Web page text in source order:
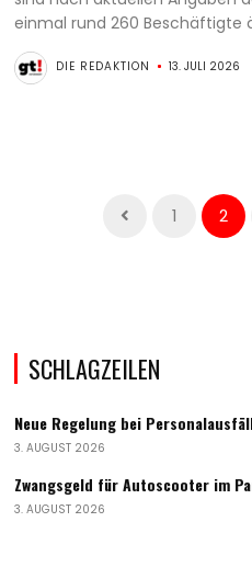
einmal rund 260 Beschäftigte
DIE REDAKTION 13. JULI 2026
1 2
SCHLAGZEILEN
Neue Regelung bei
3. AUGUST 2026
Zwangsgeld für Autoscooter im
3. AUGUST 2026